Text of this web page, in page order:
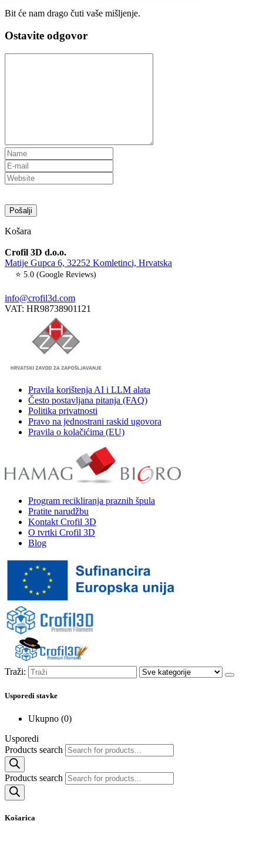
Bit će nam drago čuti vaše mišljenje.
Ostavite odgovor
Košara
Crofil 3D d.o.o.
Matije Gupca 6, 32252 Komletinci, Hrvatska
⭐ 5.0 (Google Reviews)
info@crofil3d.com
VAT: HR98738901121
Pravila korištenja AI i LLM alata
Često postavljana pitanja (FAQ)
Politika privatnosti
Pravo na jednostrani raskid ugovora
Pravila o kolačićima (EU)
Program recikliranja praznih špula
Pratite narudžbu
Kontakt Crofil 3D
O tvrtki Crofil 3D
Blog
Traži:
Usporedi stavke
Ukupno (0)
Usporedi
Products search
Products search
Košarica